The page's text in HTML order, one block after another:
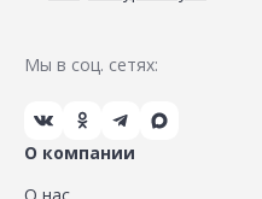
Мы в соц. сетях:
О компании